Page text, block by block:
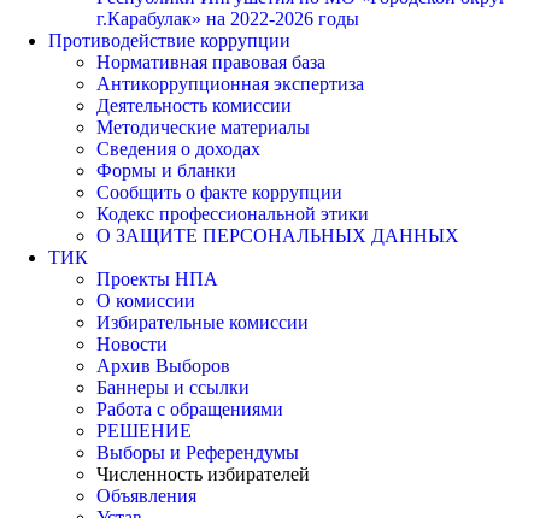
г.Карабулак» на 2022-2026 годы
Противодействие коррупции
Нормативная правовая база
Антикоррупционная экспертиза
Деятельность комиссии
Методические материалы
Сведения о доходах
Формы и бланки
Сообщить о факте коррупции
Кодекс профессиональной этики
О ЗАЩИТЕ ПЕРСОНАЛЬНЫХ ДАННЫХ
ТИК
Проекты НПА
О комиссии
Избирательные комиссии
Новости
Архив Выборов
Баннеры и ссылки
Работа с обращениями
РЕШЕНИЕ
Выборы и Референдумы
Численность избирателей
Объявления